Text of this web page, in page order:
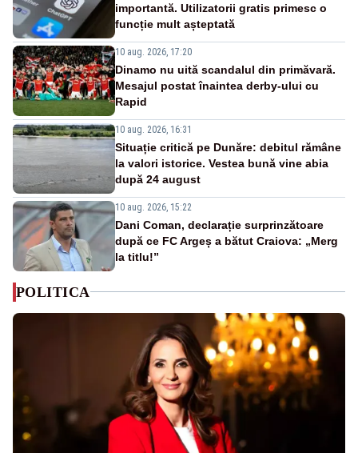
importantă. Utilizatorii gratis primesc o
funcție mult așteptată
10 aug. 2026, 17:20
Dinamo nu uită scandalul din primăvară.
Mesajul postat înaintea derby-ului cu
Rapid
10 aug. 2026, 16:31
Situație critică pe Dunăre: debitul rămâne
la valori istorice. Vestea bună vine abia
după 24 august
10 aug. 2026, 15:22
Dani Coman, declarație surprinzătoare
după ce FC Argeș a bătut Craiova: „Merg
la titlu!”
POLITICA